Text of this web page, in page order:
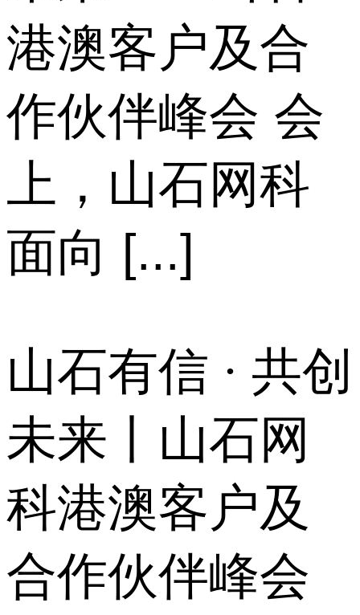
港澳客户及合
作伙伴峰会 会
上，山石网科
面向 [...]
山石有信 · 共创
未来丨山石网
科港澳客户及
合作伙伴峰会